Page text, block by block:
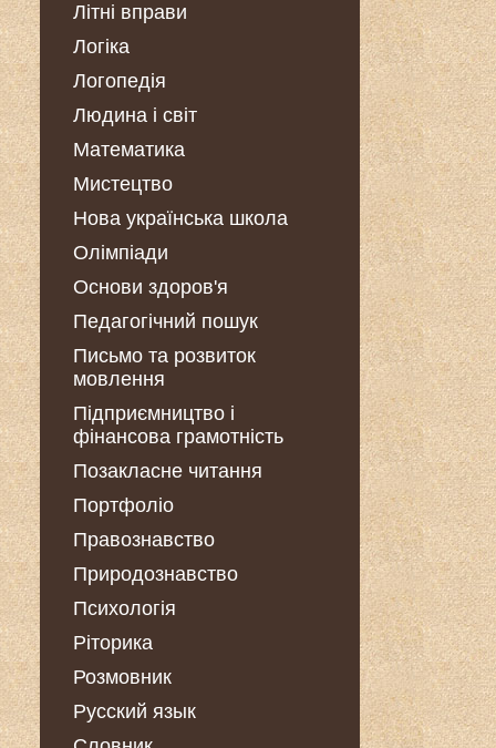
Літні вправи
Логіка
Логопедія
Людина і світ
Математика
Мистецтво
Нова українська школа
Олімпіади
Основи здоров'я
Педагогічний пошук
Письмо та розвиток
мовлення
Підприємництво і
фінансова грамотність
Позакласне читання
Портфоліо
Правознавство
Природознавство
Психологія
Ріторика
Розмовник
Русский язык